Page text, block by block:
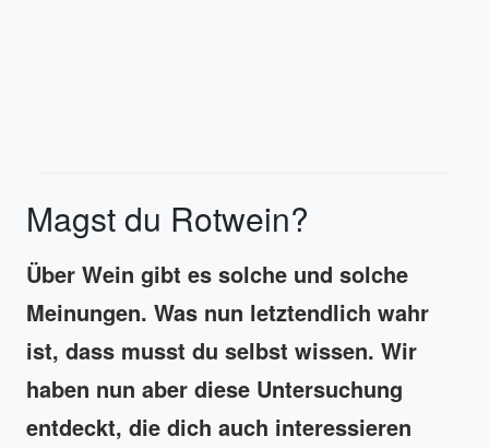
Magst du Rotwein?
Über Wein gibt es solche und solche
Meinungen. Was nun letztendlich wahr
ist, dass musst du selbst wissen. Wir
haben nun aber diese Untersuchung
entdeckt, die dich auch interessieren